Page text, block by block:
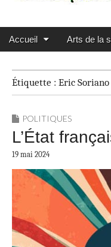
Main menu
Skip to content
Accueil Arts de la
Étiquette : Eric Soriano
POLITIQUES
L’État
19 mai 2024